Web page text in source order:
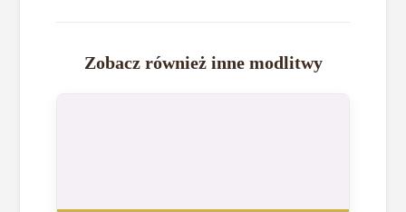
Zobacz również inne modlitwy